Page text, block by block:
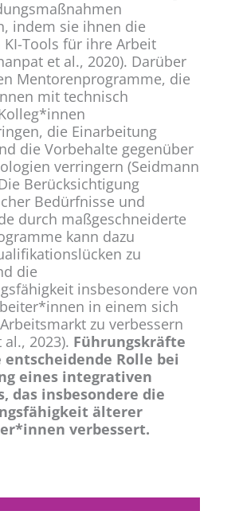
indem sie ihnen die
KI-Tools für ihre Arbeit
et al., 2020). Darüber
Mentorenprogramme, die
mit technisch
die Einarbeitung
die Vorbehalte gegenüber
verringern (Seidmann
Berücksichtigung
Bedürfnisse und
durch maßgeschneiderte
kann dazu
zu
die
insbesondere von
in einem sich
zu verbessern
2023). Führungskräfte
Rolle bei
eines integrativen
das insbesondere die
älterer
verbessert.